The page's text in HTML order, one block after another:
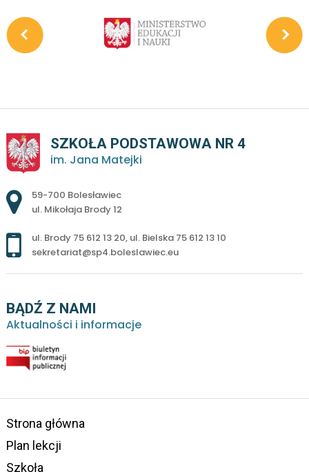
SZKOŁA PODSTAWOWA NR 4
im. Jana Matejki
Adres pocztowy:
59-700 Bolesławiec
ul. Mikołaja Brody 12
ul. Brody 75 612 13 20, ul. Bielska 75 612 13 10
sekretariat@sp4.boleslawiec.eu
BĄDŹ Z NAMI
Aktualności i informacje
Strona główna
Plan lekcji
Szkoła